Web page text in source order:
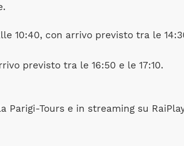
10:40, con arrivo previsto tra le
previsto tra le 16:50 e le 17:10.
Parigi-Tours e in streaming su